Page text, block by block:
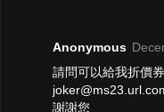
Anonymous
請問可以給我折價
謝謝您